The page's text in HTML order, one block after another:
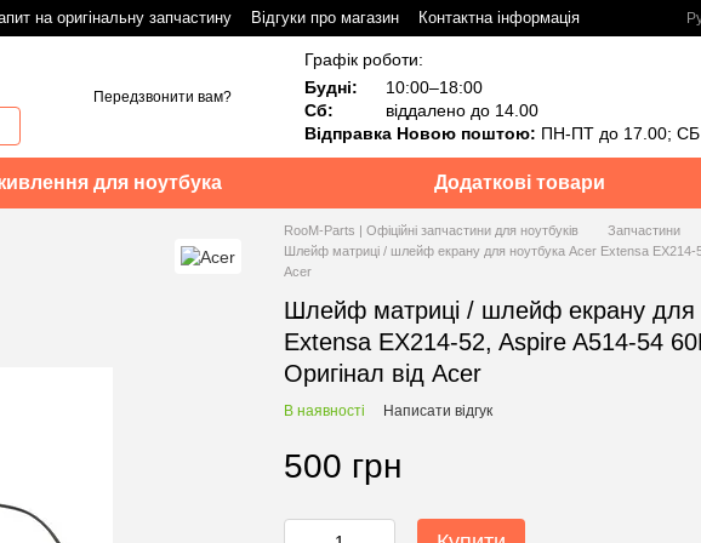
на оригінальну запчастину Відгуки про магазин Контактна інформація
Передзвонити вам?
Графік роботи:
Будні:
10:00–18:00
Сб:
віддалено до 14.00
Відправка Новою поштою: ПН-ПТ до 17.00; СБ
для ноутбука Додаткові товари
RooM-Parts | Офіційні запчастини для ноутбуків Запчастини
Шлейф матриці / шлейф екрану для ноутбука Acer Extensa EX214-
Acer
Шлейф матриці / шлейф екрану для
Extensa EX214-52, Aspire A514-54
Оригінал від Acer
В наявності Написати відгук
500 грн